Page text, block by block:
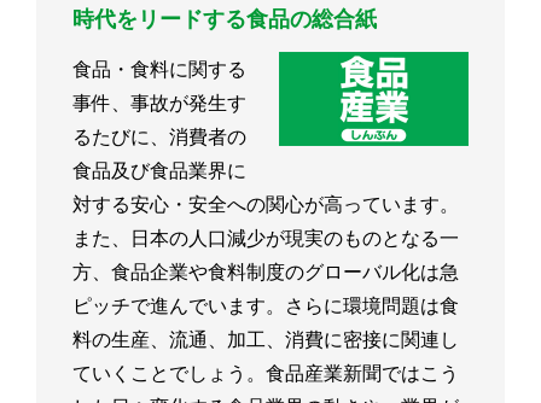
時代をリードする食品の総合紙
食品・食料に関する
事件、事故が発生す
るたびに、消費者の
食品及び食品業界に
対する安心・安全への関心が高っています。
また、日本の人口減少が現実のものとなる一
方、食品企業や食料制度のグローバル化は急
ピッチで進んでいます。さらに環境問題は食
料の生産、流通、加工、消費に密接に関連し
ていくことでしょう。食品産業新聞ではこう